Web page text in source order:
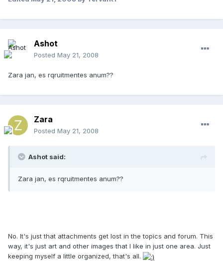
Ashot
Posted May 21, 2008
Zara jan, es rqruitmentes anum??
Zara
Posted May 21, 2008
Ashot said:
Zara jan, es rqruitmentes anum??
No. It's just that attachments get lost in the topics and forum. This
way, it's just art and other images that I like in just one area. Just
keeping myself a little organized, that's all.